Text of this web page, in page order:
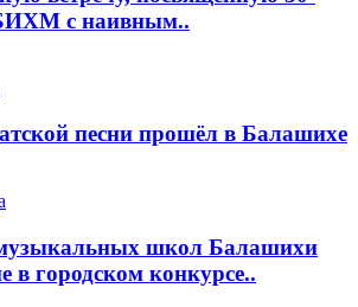
с наивным..
песни прошёл в Балашихе
школ Балашихи
в городском конкурсе..